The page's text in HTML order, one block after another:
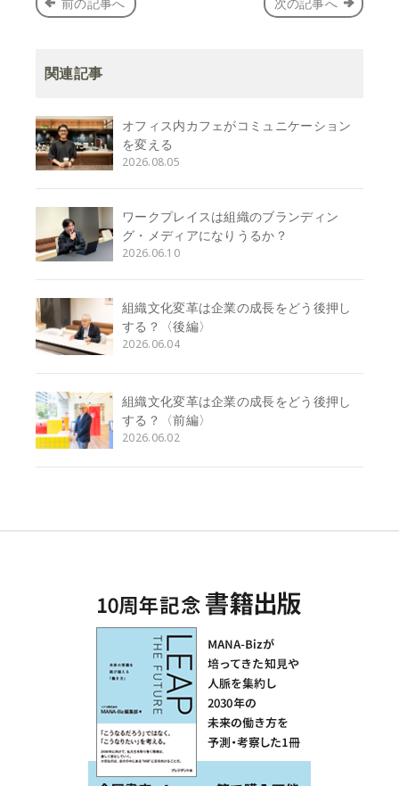
関連記事
オフィス内カフェがコミュニケーション
を変える
2026.08.05
ワークプレイスは組織のブランディン
グ・メディアになりうるか？
2026.06.10
組織文化変革は企業の成長をどう後押し
する？〈後編〉
2026.06.04
組織文化変革は企業の成長をどう後押し
する？〈前編〉
2026.06.02